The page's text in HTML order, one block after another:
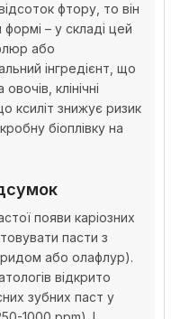
фтору, то він
формі – у складі цей
або
інгредієнт, що
клінічні
ксиліт знижує ризик
біоплівку на
появи каріозних
пасти з
або олафлур).
відкрито
зубних паст у